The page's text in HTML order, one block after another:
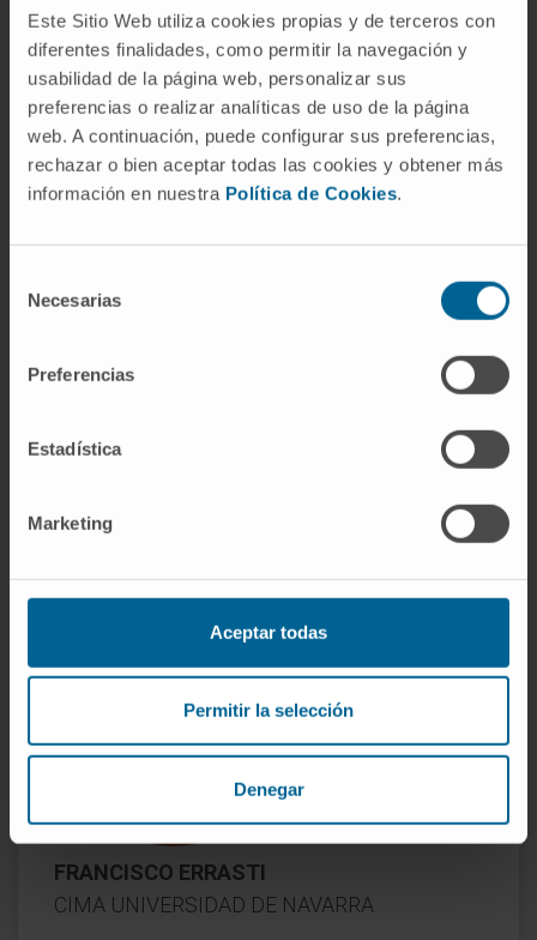
Este Sitio Web utiliza cookies propias y de terceros con
diferentes finalidades, como permitir la navegación y
usabilidad de la página web, personalizar sus
preferencias o realizar analíticas de uso de la página
web. A continuación, puede configurar sus preferencias,
rechazar o bien aceptar todas las cookies y obtener más
información en nuestra Política de Cookies.
Necesarias
Preferencias
Estadística
Marketing
Aceptar todas
Permitir la selección
Denegar
de actos del Cimaen horario de 15:00 a
16:00 horas
CAJA RURAL DE NAVARRA
FRANCISCO ERRASTI
CIMA UNIVERSIDAD DE NAVARRA